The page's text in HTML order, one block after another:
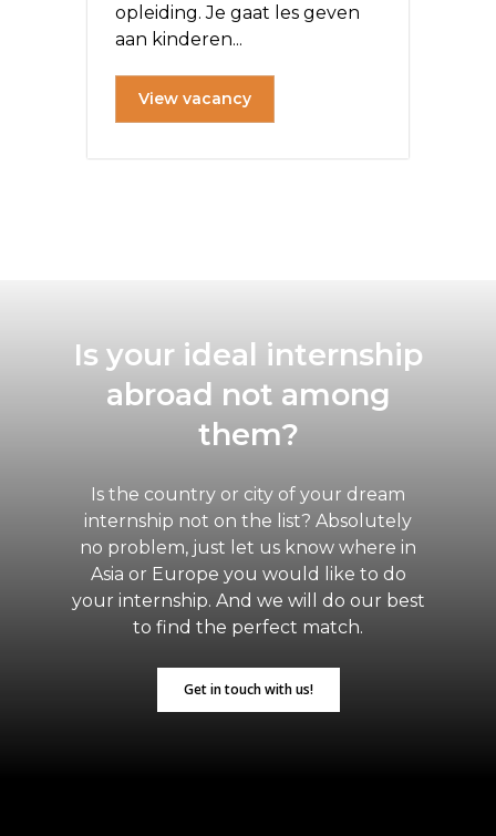
opleiding. Je gaat les geven
aan kinderen...
View vacancy
Is your ideal internship
abroad not among
them?
Is the country or city of your dream
internship not on the list? Absolutely
no problem, just let us know where in
Asia or Europe you would like to do
your internship. And we will do our best
to find the perfect match.
Get in touch with us!